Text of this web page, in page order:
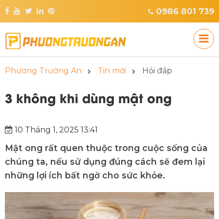
0986 801 739
Phương Trường An Tin mới Hỏi đáp
3 không khi dùng mật ong
10 Tháng 1, 2025 13:41
Mật ong rất quen thuộc trong cuộc sống của
chúng ta, nếu sử dụng đúng cách sẽ đem lại
những lợi ích bất ngờ cho sức khỏe.